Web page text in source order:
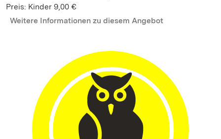
Preis: Kinder 9,00 €
Weitere Informationen zu diesem Angebot